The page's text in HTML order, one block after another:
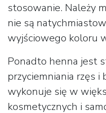
stosowanie. Należy
nie są
wyjściowego koloru
Ponadto henna jest
przyciemniania rzęs i
wykonuje się w
kosmetycznych i